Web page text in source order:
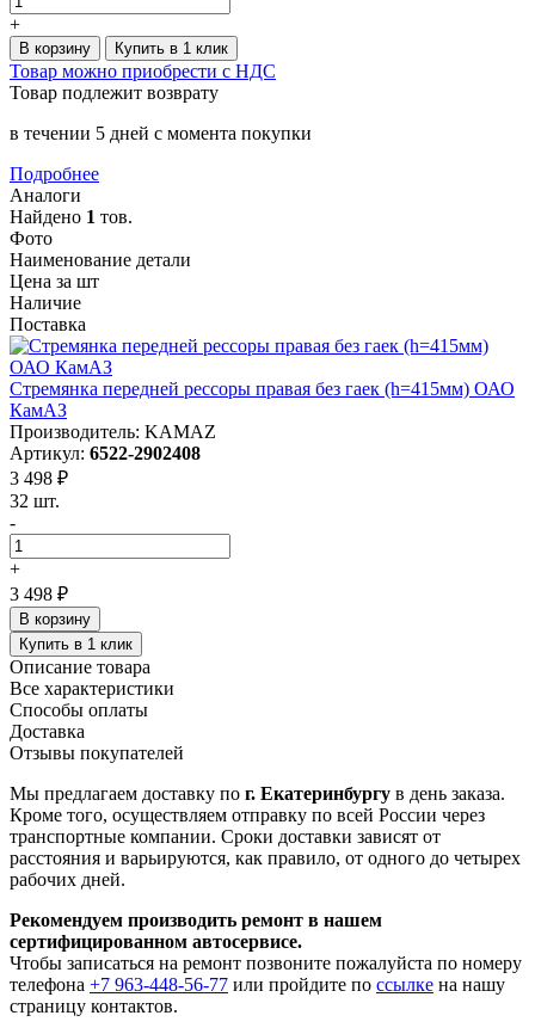
+
В корзину Купить в 1 клик
Товар можно приобрести с НДС
Товар подлежит возврату
в течении 5 дней с момента покупки
Подробнее
Аналоги
Найдено 1 тов.
Фото
Наименование детали
Цена за шт
Наличие
Поставка
Стремянка передней рессоры правая без гаек (h=415мм) ОАО
КамАЗ
Производитель: KAMAZ
Артикул: 6522-2902408
3 498 ₽
32 шт.
-
+
3 498 ₽
В корзину
Купить в 1 клик
Описание товара
Все характеристики
Способы оплаты
Доставка
Отзывы покупателей
Мы предлагаем доставку по г. Екатеринбургу в день заказа.
Кроме того, осуществляем отправку по всей России через
транспортные компании. Сроки доставки зависят от
расстояния и варьируются, как правило, от одного до четырех
рабочих дней.
Рекомендуем производить ремонт в нашем
сертифицированном автосервисе.
Чтобы записаться на ремонт позвоните пожалуйста по номеру
телефона +7 963-448-56-77 или пройдите по ссылке на нашу
страницу контактов.